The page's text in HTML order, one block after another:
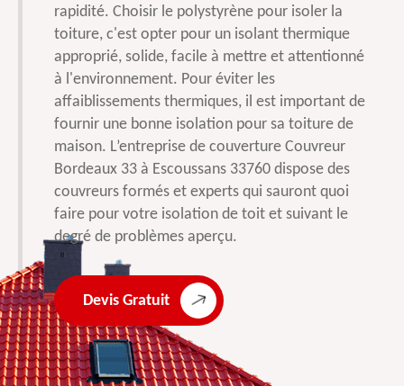
rapidité. Choisir le polystyrène pour isoler la
toiture, c'est opter pour un isolant thermique
approprié, solide, facile à mettre et attentionné
à l'environnement. Pour éviter les
affaiblissements thermiques, il est important de
fournir une bonne isolation pour sa toiture de
maison. L’entreprise de couverture Couvreur
Bordeaux 33 à Escoussans 33760 dispose des
couvreurs formés et experts qui sauront quoi
faire pour votre isolation de toit et suivant le
degré de problèmes aperçu.
Devis Gratuit